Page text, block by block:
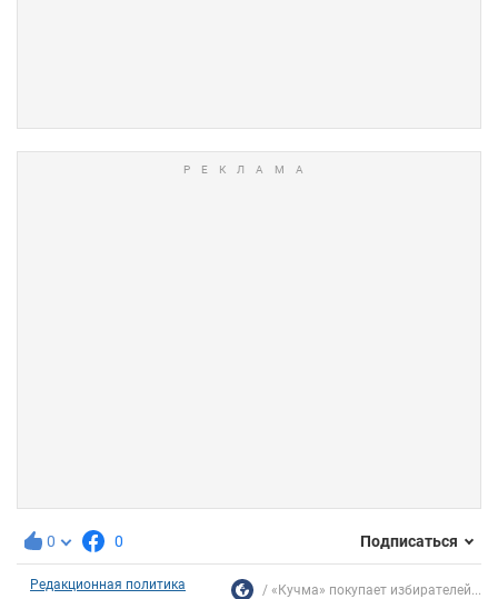
0 0 Подписаться
Редакционная политика «Кучма» покупает избирателей...